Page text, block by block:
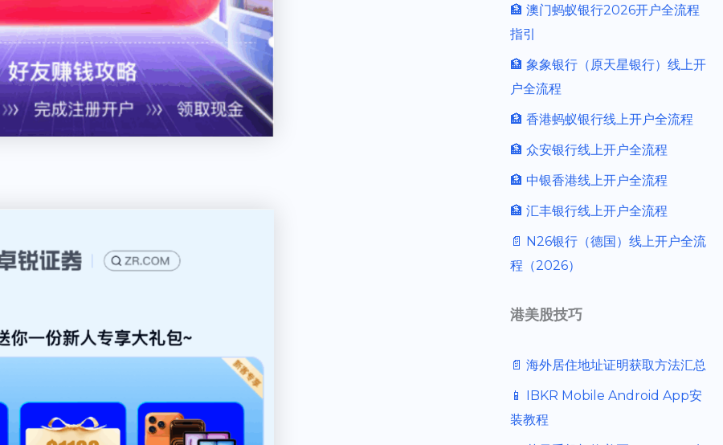
🏦 澳门蚂蚁银行2026开户全流程
指引
🏦 象象银行（原天星银行）线上开
户全流程
🏦 香港蚂蚁银行线上开户全流程
🏦 众安银行线上开户全流程
🏦 中银香港线上开户全流程
🏦 汇丰银行线上开户全流程
📄 N26银行（德国）线上开户全流
程（2026）
港美股技巧
📄 海外居住地址证明获取方法汇总
📱 IBKR Mobile Android App安
装教程